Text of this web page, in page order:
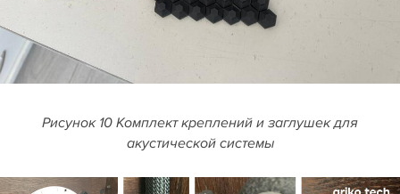
Рисунок 10 Комплект креплений и заглушек для
акустической системы